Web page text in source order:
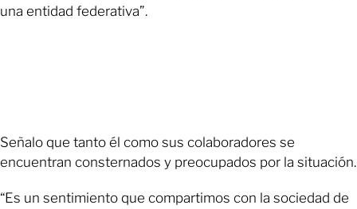
una entidad federativa”.
Señalo que tanto él como sus colaboradores se
encuentran consternados y preocupados por la situación.
“Es un sentimiento que compartimos con la sociedad de